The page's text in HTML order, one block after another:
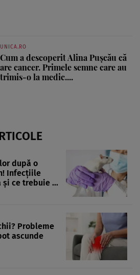
UNICA.RO
Cum a descoperit Alina Pușcău că
are cancer. Primele semne care au
trimis-o la medic....
după o
Infecțiile
și ce trebuie ...
Probleme
ascunde